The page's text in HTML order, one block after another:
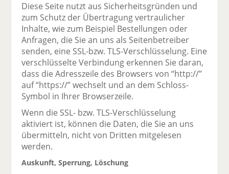
Diese Seite nutzt aus Sicherheitsgründen und
zum Schutz der Übertragung vertraulicher
Inhalte, wie zum Beispiel Bestellungen oder
Anfragen, die Sie an uns als Seitenbetreiber
senden, eine SSL-bzw. TLS-Verschlüsselung. Eine
verschlüsselte Verbindung erkennen Sie daran,
dass die Adresszeile des Browsers von “http://”
auf “https://” wechselt und an dem Schloss-
Symbol in Ihrer Browserzeile.
Wenn die SSL- bzw. TLS-Verschlüsselung
aktiviert ist, können die Daten, die Sie an uns
übermitteln, nicht von Dritten mitgelesen
werden.
Auskunft, Sperrung, Löschung